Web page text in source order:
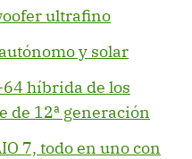
ultrafino
y solar
híbrida de los
de 12ª generación
7, todo en uno con